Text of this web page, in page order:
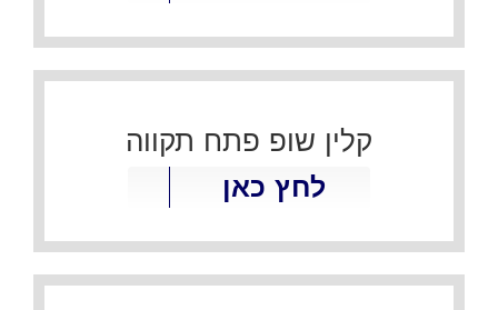
קלין שופ פתח תקווה
לחץ כאן